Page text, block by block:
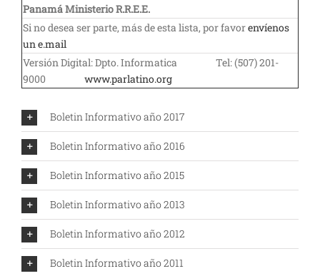
Panamá Ministerio R.R.E.E.
Si no desea ser parte, más de esta lista, por favorenvíenos
un e.mail
Versión Digital: Dpto. Informatica Tel: (507) 201-
9000 www.parlatino.org
Boletin Informativo año 2017
Boletin Informativo año 2016
Boletin Informativo año 2015
Boletin Informativo año 2013
Boletin Informativo año 2012
Boletin Informativo año 2011